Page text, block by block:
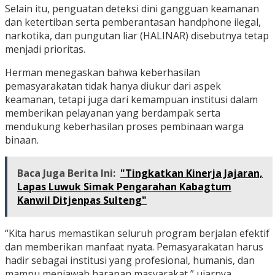
Selain itu, penguatan deteksi dini gangguan keamanan
dan ketertiban serta pemberantasan handphone ilegal,
narkotika, dan pungutan liar (HALINAR) disebutnya tetap
menjadi prioritas.
Herman menegaskan bahwa keberhasilan
pemasyarakatan tidak hanya diukur dari aspek
keamanan, tetapi juga dari kemampuan institusi dalam
memberikan pelayanan yang berdampak serta
mendukung keberhasilan proses pembinaan warga
binaan.
Baca Juga Berita Ini: "Tingkatkan Kinerja Jajaran,
Lapas Luwuk Simak Pengarahan Kabagtum
Kanwil Ditjenpas Sulteng"
“Kita harus memastikan seluruh program berjalan efektif
dan memberikan manfaat nyata. Pemasyarakatan harus
hadir sebagai institusi yang profesional, humanis, dan